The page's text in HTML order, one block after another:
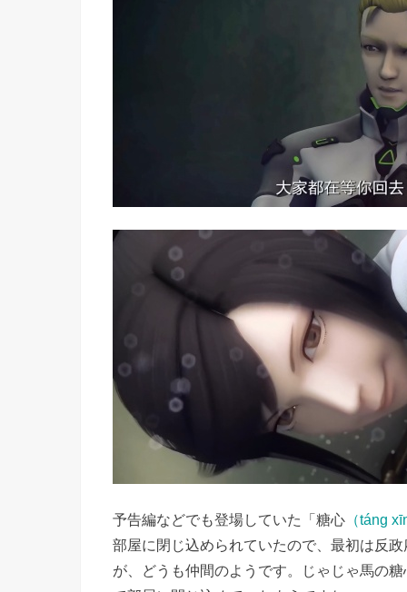
予告編などでも登場していた「糖心 （táng
部屋に閉じ込められていたので、最初は反
が、どうも仲間のようです。じゃじゃ馬の